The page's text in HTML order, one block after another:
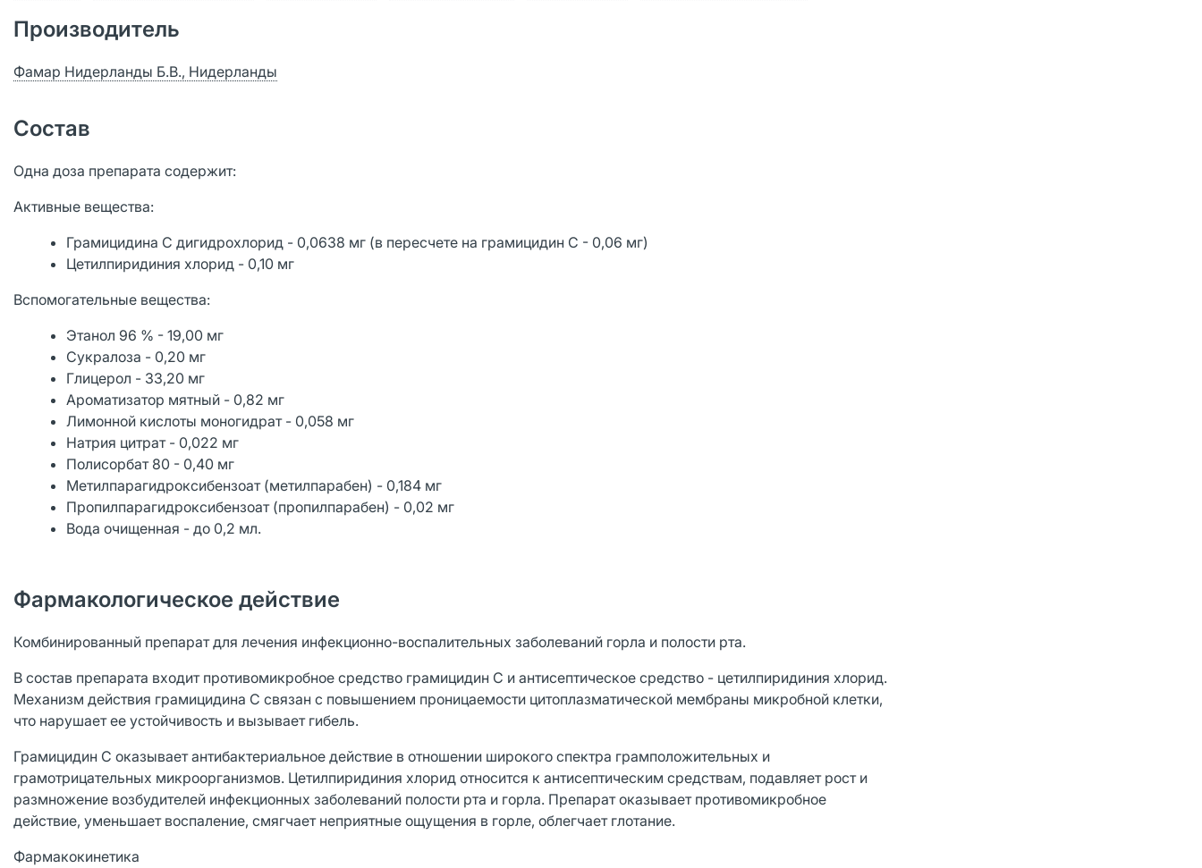
Производитель
Фамар Нидерланды Б.В., Нидерланды
Состав
Одна доза препарата содержит:
Активные вещества:
Грамицидина С дигидрохлорид - 0,0638 мг (в пересчете на грамицидин С - 0,06 мг)
Цетилпиридиния хлорид - 0,10 мг
Вспомогательные вещества:
Этанол 96 % - 19,00 мг
Сукралоза - 0,20 мг
Глицерол - 33,20 мг
Ароматизатор мятный - 0,82 мг
Лимонной кислоты моногидрат - 0,058 мг
Натрия цитрат - 0,022 мг
Полисорбат 80 - 0,40 мг
Метилпарагидроксибензоат (метилпарабен) - 0,184 мг
Пропилпарагидроксибензоат (пропилпарабен) - 0,02 мг
Вода очищенная - до 0,2 мл.
Фармакологическое действие
Комбинированный препарат для лечения инфекционно-воспалительных заболеваний горла и полости рта.
В состав препарата входит противомикробное средство грамицидин С и антисептическое средство - цетилпиридиния хлорид.
Механизм действия грамицидина С связан с повышением проницаемости цитоплазматической мембраны микробной клетки,
что нарушает ее устойчивость и вызывает гибель.
Грамицидин С оказывает антибактериальное действие в отношении широкого спектра грамположительных и
грамотрицательных микроорганизмов. Цетилпиридиния хлорид относится к антисептическим средствам, подавляет рост и
размножение возбудителей инфекционных заболеваний полости рта и горла. Препарат оказывает противомикробное
действие, уменьшает воспаление, смягчает неприятные ощущения в горле, облегчает глотание.
Фармакокинетика